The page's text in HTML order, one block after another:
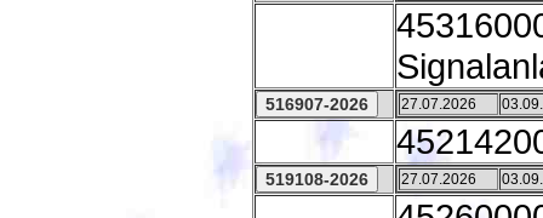
27.07.2026
27.07.2026